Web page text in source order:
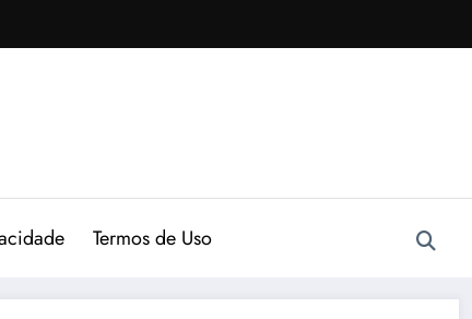
Termos de Uso